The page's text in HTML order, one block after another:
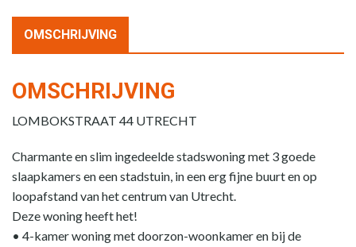
OMSCHRIJVING
OMSCHRIJVING
LOMBOKSTRAAT 44 UTRECHT
Charmante en slim ingedeelde stadswoning met 3 goede
slaapkamers en een stadstuin, in een erg fijne buurt en op
loopafstand van het centrum van Utrecht.
Deze woning heeft het!
• 4-kamer woning met doorzon-woonkamer en bij de